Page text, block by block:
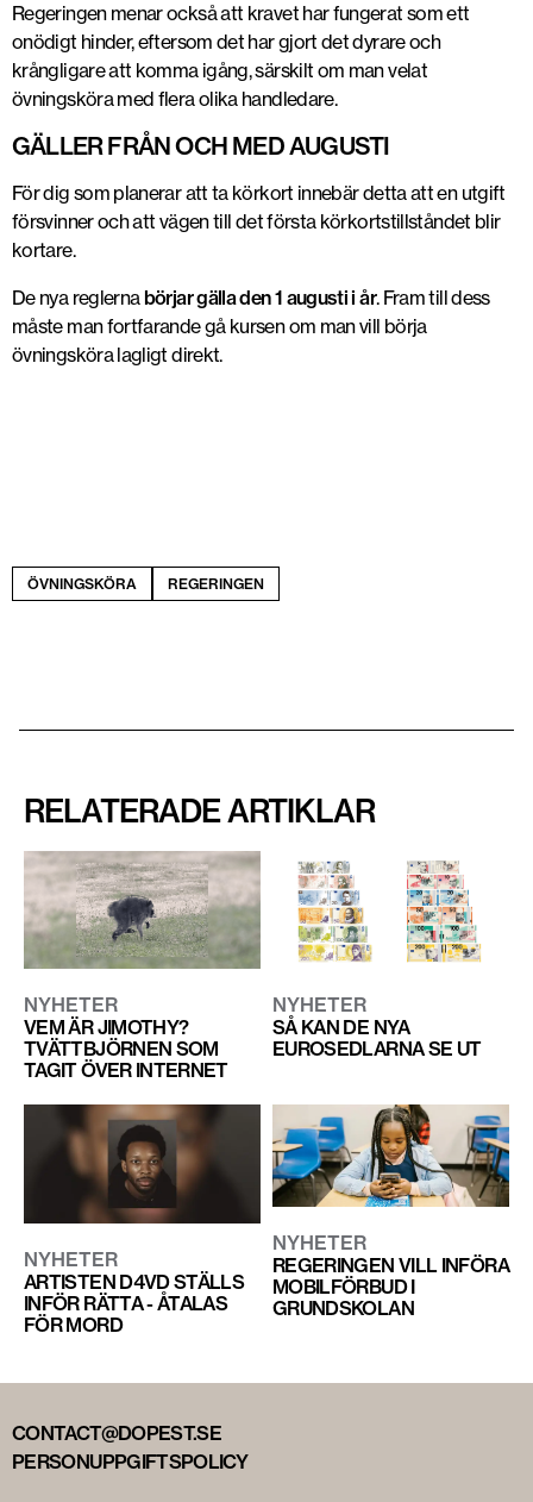
Regeringen menar också att kravet har fungerat som ett
onödigt hinder, eftersom det har gjort det dyrare och
krångligare att komma igång, särskilt om man velat
övningsköra med flera olika handledare.
GÄLLER FRÅN OCH MED AUGUSTI
För dig som planerar att ta körkort innebär detta att en utgift
försvinner och att vägen till det första körkortstillståndet blir
kortare.
De nya reglerna börjar gälla den 1 augusti i år. Fram till dess
måste man fortfarande gå kursen om man vill börja
övningsköra lagligt direkt.
ÖVNINGSKÖRA REGERINGEN
RELATERADE ARTIKLAR
NYHETER
VEM ÄR JIMOTHY?
TVÄTTBJÖRNEN SOM
TAGIT ÖVER INTERNET
NYHETER
SÅ KAN DE NYA
EUROSEDLARNA SE UT
NYHETER
ARTISTEN D4VD STÄLLS
INFÖR RÄTTA - ÅTALAS
FÖR MORD
NYHETER
REGERINGEN VILL INFÖRA
MOBILFÖRBUD I
GRUNDSKOLAN
CONTACT@DOPEST.SE
PERSONUPPGIFTSPOLICY